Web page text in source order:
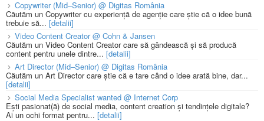
Copywriter (Mid–Senior) @ Digitas România
Căutăm un Copywriter cu experiență de agenție care știe că o idee bună
trebuie să... [detalii]
Video Content Creator @ Cohn & Jansen
Căutăm un Video Content Creator care să gândească și să producă
content pentru unele dintre... [detalii]
Art Director (Mid–Senior) @ Digitas România
Căutăm un Art Director care știe că e tare când o idee arată bine, dar...
[detalii]
Social Media Specialist wanted @ Internet Corp
Ești pasionat(ă) de social media, content creation și tendințele digitale?
Ai un ochi format pentru... [detalii]